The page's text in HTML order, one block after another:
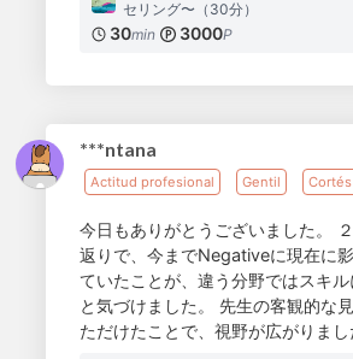
セリング〜（30分）
30min 3000P
***ntana
Actitud profesional Gentil
今日もありがとうございました。
返りで、今までNegativeに現在に
ていたことが、違う分野ではスキ
と気づけました。 先生の客観的な
ただけたことで、視野が広がりまし